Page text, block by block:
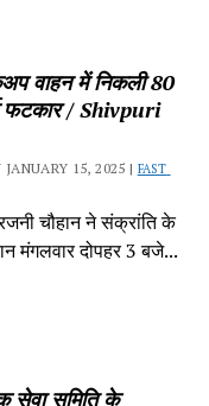
वाहन में निकली 80
फटकार / Shivpuri
15, 2025 | FAST
चौहान ने संक्रांति के
मंगलवार दोपहर 3 बजे...
सेवा समिति के